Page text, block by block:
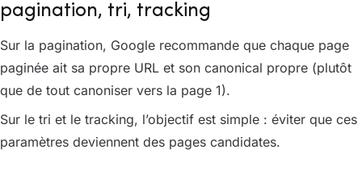
pagination, tri, tracking
Sur la pagination, Google recommande que chaque page
paginée ait sa propre URL et son canonical propre (plutôt
que de tout canoniser vers la page 1).
Sur le tri et le tracking, l’objectif est simple : éviter que ces
paramètres deviennent des pages candidates.